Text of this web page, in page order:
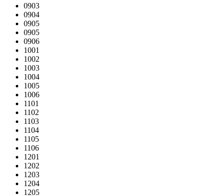
0903
0904
0905
0905
0906
1001
1002
1003
1004
1005
1006
1101
1102
1103
1104
1105
1106
1201
1202
1203
1204
1205